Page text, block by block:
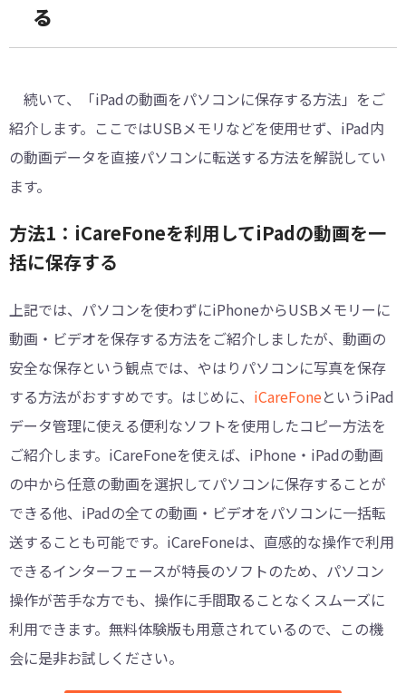
る
続いて、「iPadの動画をパソコンに保存する方法」をご
紹介します。ここではUSBメモリなどを使用せず、iPad内
の動画データを直接パソコンに転送する方法を解説してい
ます。
方法1：iCareFoneを利用してiPadの動画を一
括に保存する
上記では、パソコンを使わずにiPhoneからUSBメモリーに
動画・ビデオを保存する方法をご紹介しましたが、動画の
安全な保存という観点では、やはりパソコンに写真を保存
する方法がおすすめです。はじめに、 iCareFoneというiPad
データ管理に使える便利なソフトを使用したコピー方法を
ご紹介します。iCareFoneを使えば、iPhone・iPadの動画
の中から任意の動画を選択してパソコンに保存することが
できる他、iPadの全ての動画・ビデオをパソコンに一括転
送することも可能です。iCareFoneは、直感的な操作で利用
できるインターフェースが特長のソフトのため、パソコン
操作が苦手な方でも、操作に手間取ることなくスムーズに
利用できます。無料体験版も用意されているので、この機
会に是非お試しください。